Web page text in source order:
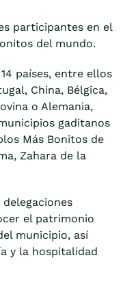
participantes en el
del mundo.
países, entre ellos
China, Bélgica,
o Alemania,
gaditanos
Más Bonitos de
Zahara de la
el patrimonio
municipio, así
y la hospitalidad